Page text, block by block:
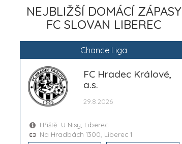
NEJBLIŽŠÍ DOMÁCÍ ZÁPASY
FC SLOVAN LIBEREC
Chance Liga
FC Hradec Králové,
a.s.
29.8.2026
Hřiště: U Nisy, Liberec
Na Hradbách 1300, Liberec 1